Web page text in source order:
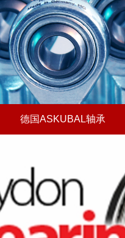
德国ASKUBAL轴承